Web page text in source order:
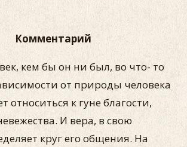
Комментарий
кем бы он ни был, во что- то
от природы человека
относиться к гуне благости,
И вера, в свою
круг его общения. На